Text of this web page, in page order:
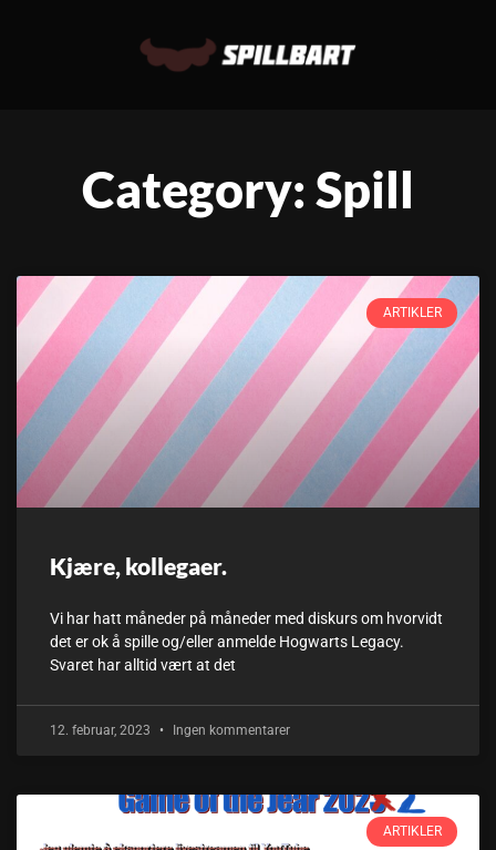
Category: Spill
ARTIKLER
Kjære, kollegaer.
Vi har hatt måneder på måneder med diskurs om hvorvidt
det er ok å spille og/eller anmelde Hogwarts Legacy.
Svaret har alltid vært at det
12. februar, 2023 Ingen kommentarer
ARTIKLER